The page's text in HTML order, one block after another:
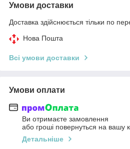
Умови доставки
Доставка здійснюється тільки по
Нова Пошта
Всі умови доставки
Умови оплати
Ви отримаєте замовлення
або гроші повернуться на вашу
Детальніше